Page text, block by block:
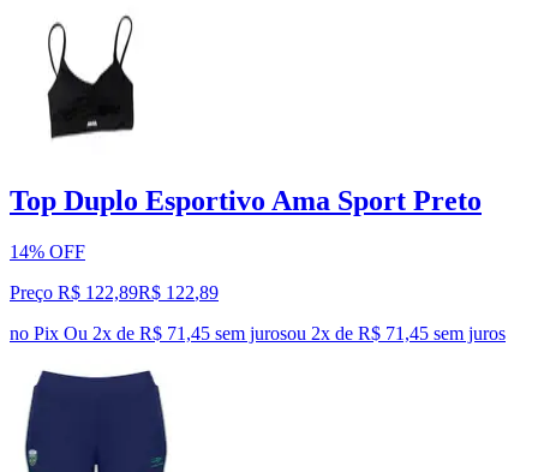
Top Duplo Esportivo Ama Sport Preto
14% OFF
Preço R$ 122,89R$ 122,89
no Pix Ou 2x de R$ 71,45 sem jurosou 2x de R$ 71,45 sem juros